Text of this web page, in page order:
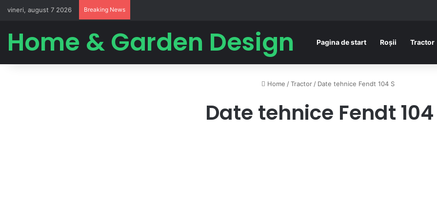
vineri, august 7 2026 Breaking News
Home & Garden Design Pagina de start Roșii Tractor
Home / Tractor / Date tehnice Fendt 104 S
Date tehnice Fendt 104